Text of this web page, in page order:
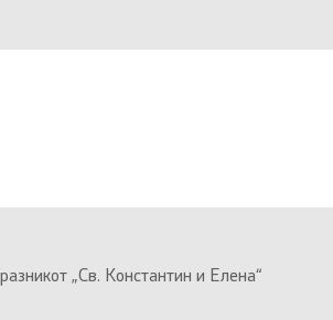
„Св. Константин и Елена“